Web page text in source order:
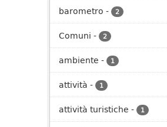
barometro - 2
Comuni - 2
ambiente - 1
attività - 1
attività turistiche - 1